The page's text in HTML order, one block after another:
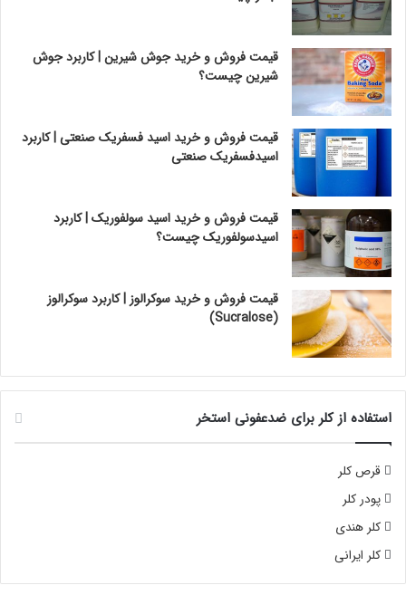
قیمت فروش و خرید جوش شیرین | کاربرد جوش
شیرین چیست؟
قیمت فروش و خرید اسید فسفریک صنعتی | کاربرد
اسیدفسفریک صنعتی
قیمت فروش و خرید اسید سولفوریک | کاربرد
اسیدسولفوریک چیست؟
قیمت فروش و خرید سوکرالوز | کاربرد سوکرالوز
(Sucralose)
استفاده از کلر برای ضدعفونی استخر
قرص کلر
پودر کلر
کلر هندی
کلر ایرانی